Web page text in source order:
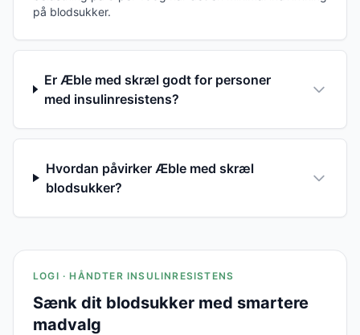
på blodsukker.
Er Æble med skræl godt for personer
med insulinresistens?
Hvordan påvirker Æble med skræl
blodsukker?
LOGI · HÅNDTER INSULINRESISTENS
Sænk dit blodsukker med smartere
madvalg